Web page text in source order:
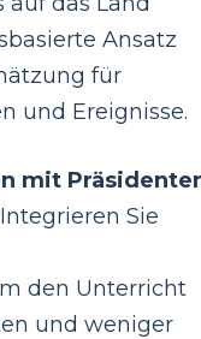
Ansatz
für
und Ereignisse.
mit
Integrieren Sie
den Unterricht
und weniger